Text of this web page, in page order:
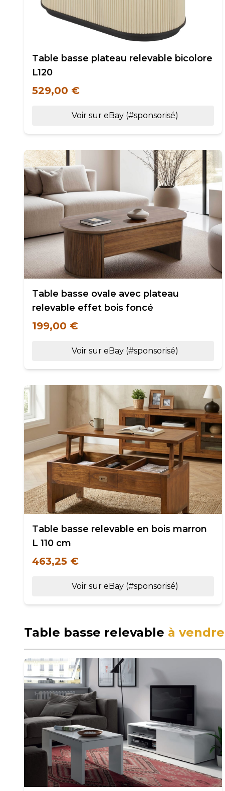
Table basse plateau relevable bicolore
L120
529,00 €
Voir sur eBay (#sponsorisé)
Table basse ovale avec plateau
relevable effet bois foncé
199,00 €
Voir sur eBay (#sponsorisé)
Table basse relevable en bois marron
L 110 cm
463,25 €
Voir sur eBay (#sponsorisé)
Table basse relevable à vendre